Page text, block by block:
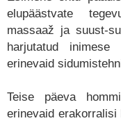
elupäästvate
massaaž ja suust-
harjutatud
erinevaid
Teise päeva
erinevaid